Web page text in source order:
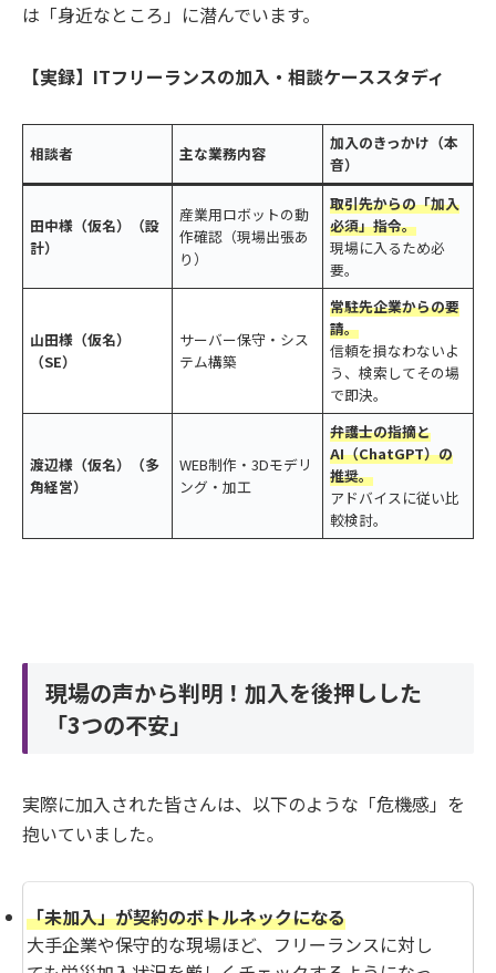
は「身近なところ」に潜んでいます。
【実録】ITフリーランスの加入・相談ケーススタディ
相談者 主な業務内容
加入のきっかけ（本
音）
田中様（仮名）（設
計）
産業用ロボットの動
作確認（現場出張あ
り）
取引先からの「加入
必須」指令。
現場に入るため必
要。
山田様（仮名）
（SE）
サーバー保守・シス
テム構築
常駐先企業からの要
請。
信頼を損なわないよ
う、検索してその場
で即決。
渡辺様（仮名）（多
角経営）
WEB制作・3Dモデリ
ング・加工
弁護士の指摘と
AI（ChatGPT）の
推奨。
アドバイスに従い比
較検討。
現場の声から判明！加入を後押しした
「3つの不安」
実際に加入された皆さんは、以下のような「危機感」を
抱いていました。
「未加入」が契約のボトルネックになる
大手企業や保守的な現場ほど、フリーランスに対し